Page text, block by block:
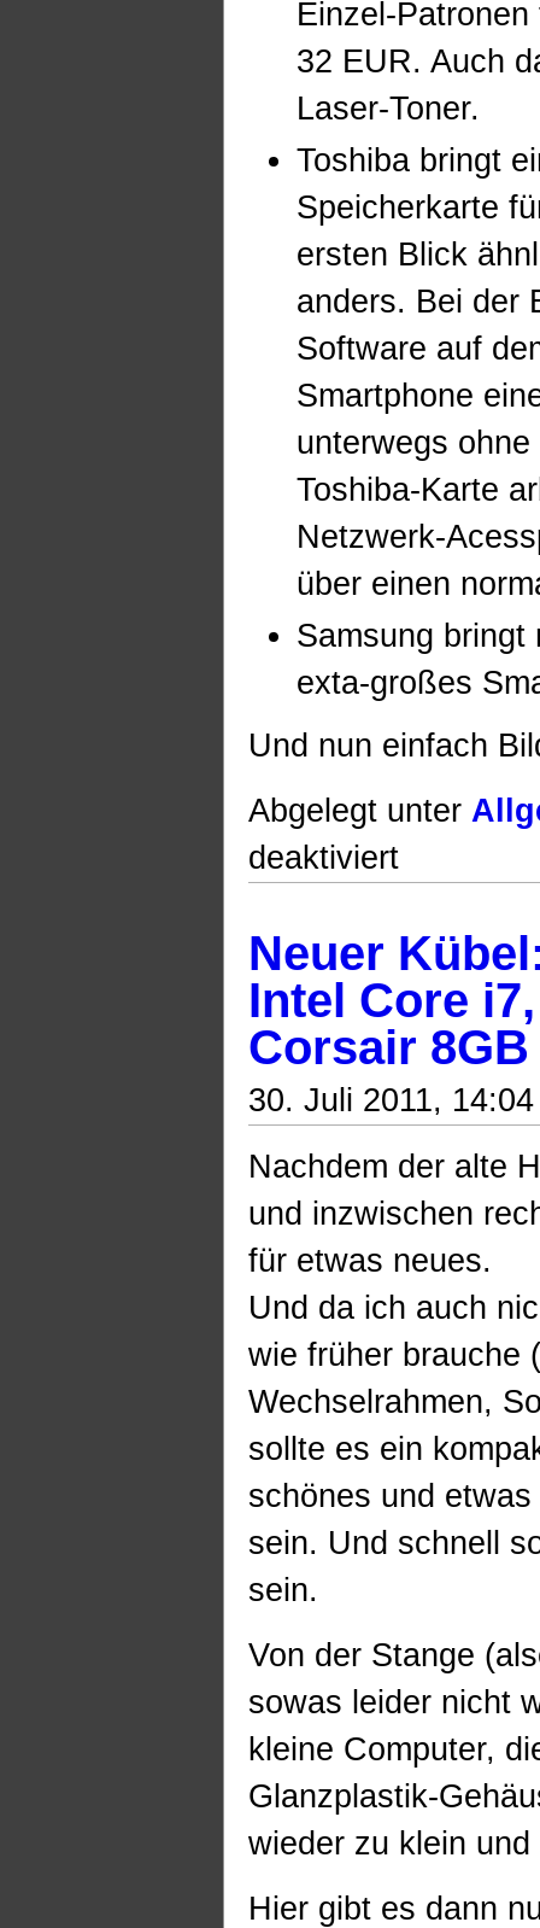
Einzel-
32 EUR. Auch
Laser-Toner.
Toshiba bringt
Speicherkarte
ersten Blick
anders. Bei der
Software auf
Smartphone
unterwegs
Toshiba-Karte
Netzwerk-
über einen
Samsung bringt
exta-großes
Und nun einfach
Abgelegt unter
deaktiviert
Fotos
Neuer
Intel Core
Corsair
30. Juli 2011, 14:04
Nachdem der alte
und inzwischen
für etwas neues.
Und da ich auch
wie früher brauche
Wechselrahmen,
sollte es ein
schönes und
sein. Und schnell
sein.
Von der Stange
sowas leider nicht
kleine Computer,
Glanzplastik-
wieder zu klein
Hier gibt es dann